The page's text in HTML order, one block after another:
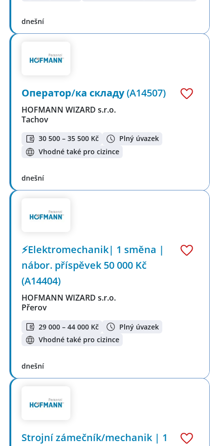
dnešní
Оператор/ка складу (A14507)
HOFMANN WIZARD s.r.o.
Tachov
30 500 – 35 500 Kč
Plný úvazek
Vhodné také pro cizince
dnešní
⚡Elektromechanik| 1 směna |
nábor. příspěvek 50 000 Kč
(A14404)
HOFMANN WIZARD s.r.o.
Přerov
29 000 – 44 000 Kč
Plný úvazek
Vhodné také pro cizince
dnešní
Strojní zámečník/mechanik | 1